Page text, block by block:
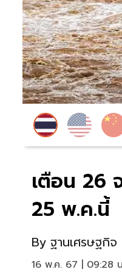
เตือน 26
25 พ.ค.นี้
By ฐานเศรษฐกิจ
16 พ.ค. 67 | 09:28